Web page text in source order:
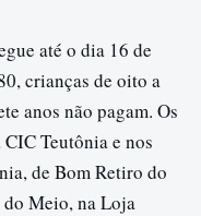
até o dia 16 de
crianças de oito a
anos não pagam. Os
Teutônia e nos
de Bom Retiro do
do Meio, na Loja